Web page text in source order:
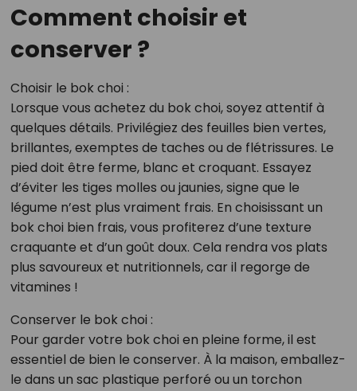
Comment choisir et
conserver ?
Choisir le bok choi :
Lorsque vous achetez du bok choi, soyez attentif à
quelques détails. Privilégiez des feuilles bien vertes,
brillantes, exemptes de taches ou de flétrissures. Le
pied doit être ferme, blanc et croquant. Essayez
d’éviter les tiges molles ou jaunies, signe que le
légume n’est plus vraiment frais. En choisissant un
bok choi bien frais, vous profiterez d’une texture
craquante et d’un goût doux. Cela rendra vos plats
plus savoureux et nutritionnels, car il regorge de
vitamines !
Conserver le bok choi :
Pour garder votre bok choi en pleine forme, il est
essentiel de bien le conserver. À la maison, emballez-
le dans un sac plastique perforé ou un torchon